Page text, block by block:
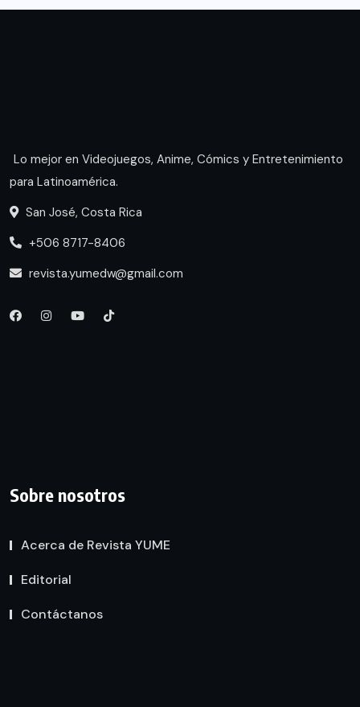
Lo mejor en Videojuegos, Anime, Cómics y Entretenimiento
para Latinoamérica.
San José, Costa Rica
+506 8717-8406
revista.yumedw@gmail.com
Sobre nosotros
Acerca de Revista YUME
Editorial
Contáctanos